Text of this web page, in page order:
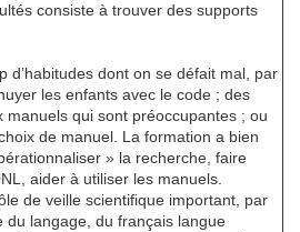
consiste à trouver des supports
d’habitudes dont on se défait mal, par
les enfants avec le code ; des
qui sont préoccupantes ; ou
de manuel. La formation a bien
» la recherche, faire
aider à utiliser les manuels.
de veille scientifique important, par
du langage, du français langue